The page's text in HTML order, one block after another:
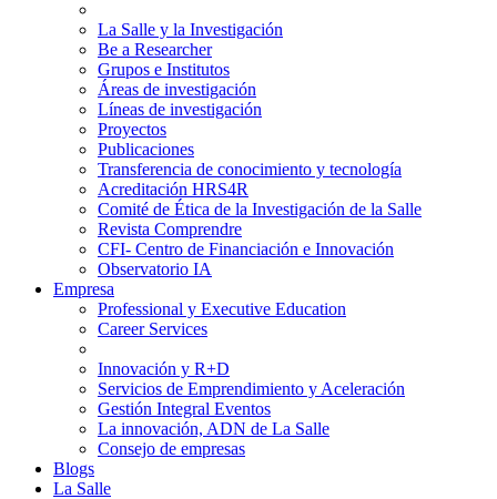
La Salle y la Investigación
Be a Researcher
Grupos e Institutos
Áreas de investigación
Líneas de investigación
Proyectos
Publicaciones
Transferencia de conocimiento y tecnología
Acreditación HRS4R
Comité de Ética de la Investigación de la Salle
Revista Comprendre
CFI- Centro de Financiación e Innovación
Observatorio IA
Empresa
Professional y Executive Education
Career Services
Innovación y R+D
Servicios de Emprendimiento y Aceleración
Gestión Integral Eventos
La innovación, ADN de La Salle
Consejo de empresas
Blogs
La Salle